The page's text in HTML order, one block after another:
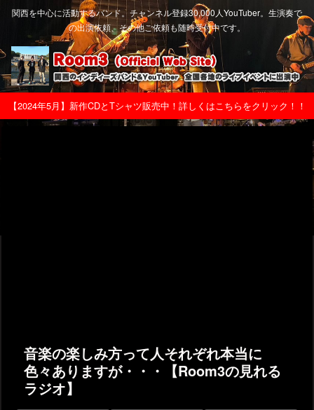
関西を中心に活動するバンド。チャンネル登録30,000人YouTuber。生演奏で
の出演依頼、その他ご依頼も随時受付中です。
【2024年5月】新作CDとTシャツ販売中！詳しくはこちらをクリック！！
音楽の楽しみ方って人それぞれ本当に
色々ありますが・・・【Room3の見れる
ラジオ】